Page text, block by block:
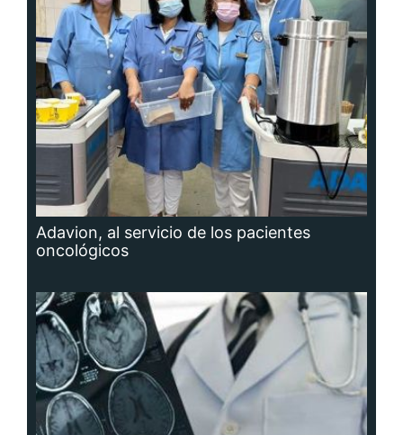
Adavion, al servicio de los pacientes
oncológicos